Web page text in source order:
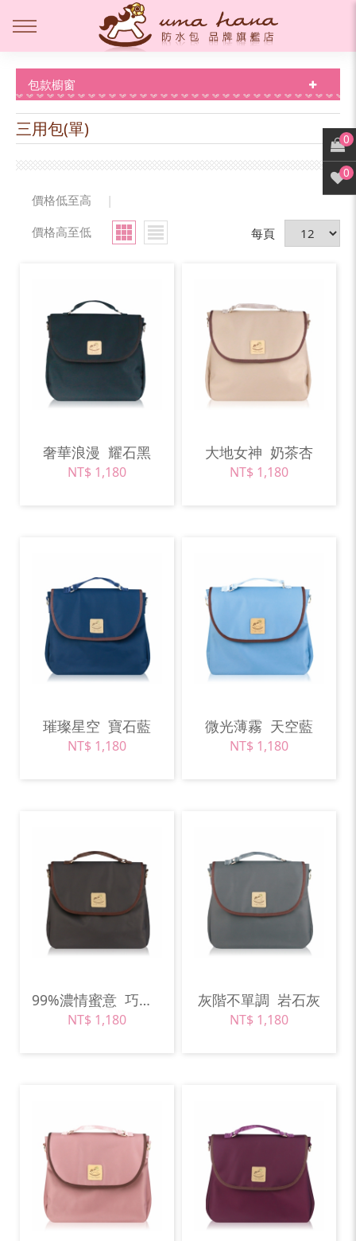
包款櫥窗
三用包(單)
價格低至高
|
價格高至低
每頁
奢華浪漫 耀石黑
NT$ 1,180
大地女神 奶茶杏
NT$ 1,180
璀璨星空 寶石藍
NT$ 1,180
微光薄霧 天空藍
NT$ 1,180
99%濃情蜜意 巧克力棕
NT$ 1,180
灰階不單調 岩石灰
NT$ 1,180
0
0